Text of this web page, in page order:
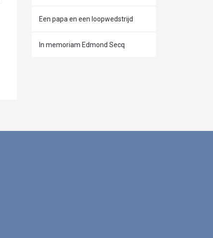
Een papa en een loopwedstrijd
In memoriam Edmond Secq